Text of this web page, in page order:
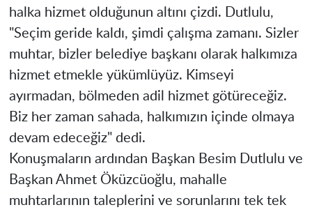
halka hizmet olduğunun altını çizdi. Dutlulu,
"Seçim geride kaldı, şimdi çalışma zamanı. Sizler
muhtar, bizler belediye başkanı olarak halkımıza
hizmet etmekle yükümlüyüz. Kimseyi
ayırmadan, bölmeden adil hizmet götüreceğiz.
Biz her zaman sahada, halkımızın içinde olmaya
devam edeceğiz" dedi.
Konuşmaların ardından Başkan Besim Dutlulu ve
Başkan Ahmet Öküzcüoğlu, mahalle
muhtarlarının taleplerini ve sorunlarını tek tek